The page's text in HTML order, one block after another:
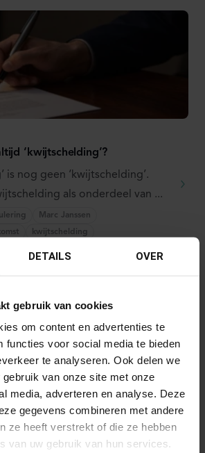
DETAILS OVER
gebruik van cookies
om content en advertenties te
functies voor social media te bieden
te analyseren. Ook delen we
van onze site met onze
media, adverteren en analyse. Deze
gegevens combineren met andere
ze heeft verstrekt of die ze hebben
van uw gebruik van hun services.
‘kwijtschelding’?
is nog geen ‘kwijtschelding’.
als onderdeel van ...
Marc Janssen
kwijtschelding
geen AI of knippen en
opstellen van een B2B-